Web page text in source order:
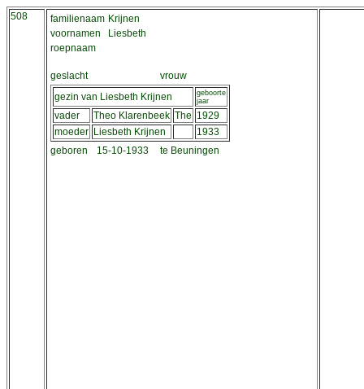
508 familienaam Krijnen
voornamen
Liesbeth
roepnaam
geslacht
vrouw
gezin van Liesbeth Krijnen
geboorte
jaar
vader Theo Klarenbeek The 1929
moeder Liesbeth Krijnen
1933
geboren
15-10-1933 te Beuningen